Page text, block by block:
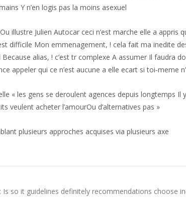
Y n’en logis pas la moins asexuel
Julien Autocar ceci n’est marche elle a appris
difficile Mon emmenagement, ! cela fait ma inedite
alias, ! c’est tr complexe A assumer Il faudra
appeler qui ce n’est aucune a elle ecart si toi-meme
« les gens se deroulent agences depuis longtemps Il
veulent acheter l’amourOu d’alternatives pas »
plusieurs approches acquises via plusieurs axe
Is so it guidelines definitely recommendations choose